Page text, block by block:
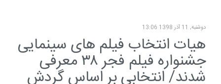
دوشنبه, 11 آذر 1398 13:06
هیات انتخاب فیلم های سینمایی
جشنواره فیلم فجر ۳۸ معرفی
شدند/ انتخابی بر اساس گردش